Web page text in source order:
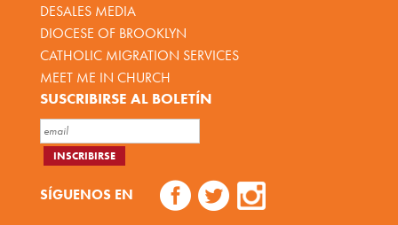
DESALES MEDIA
DIOCESE OF BROOKLYN
CATHOLIC MIGRATION SERVICES
MEET ME IN CHURCH
SUSCRIBIRSE AL BOLETÍN
SÍGUENOS EN